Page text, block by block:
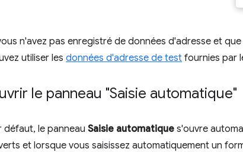
n'avez pas enregistré de données d'adresse et
utiliser les données d'adresse de test fournies par
le panneau "Saisie automatique"
défaut, le panneau Saisie automatique s'ouvre
et lorsque vous saisissez automatiquement un